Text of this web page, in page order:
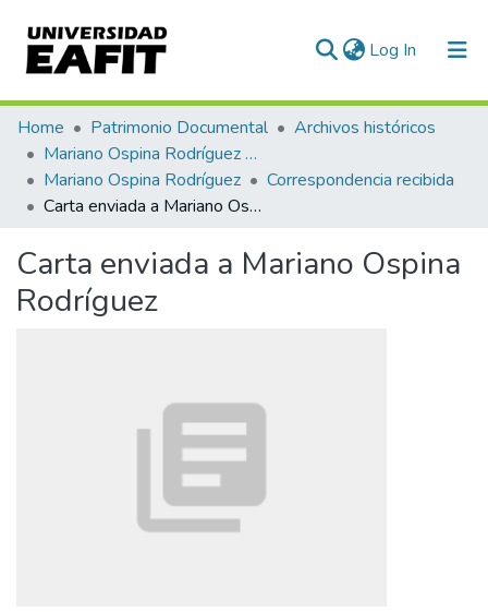
Log In (current)
Communities & Collections
All of DSpace
Statistics
Home Patrimonio Documental
Archivos históricos
Mariano Ospina Rodríguez (1826 -1912)
Mariano Ospina Rodríguez
Correspondencia recibida
Carta enviada a Mariano Ospina Rodríguez
Carta enviada a Mariano Ospina
Rodríguez